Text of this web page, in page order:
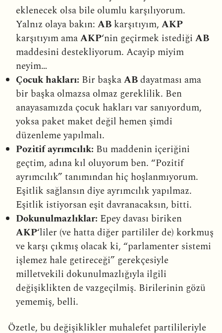
eklenecek olsa bile olumlu karşılıyorum.
Yalnız olaya bakın: AB karşıtıyım, AKP
karşıtıyım amaAKP‘nin geçirmek istediği AB
maddesini destekliyorum. Acayip miyim
neyim…
Çocuk hakları: Bir başkaABdayatması ama
bir başka olmazsa olmaz gereklilik. Ben
anayasamızda çocuk hakları var sanıyordum,
yoksa paket maket değil hemen şimdi
düzenleme yapılmalı.
Pozitif ayrımcılık: Bu maddenin içeriğini
geçtim, adına kıl oluyorum ben. “Pozitif
ayrımcılık” tanımından hiç hoşlanmıyorum.
Eşitlik sağlansın diye ayrımcılık yapılmaz.
Eşitlik istiyorsan eşit davranacaksın, bitti.
Dokunulmazlıklar: Epey davası biriken
AKP‘liler (ve hatta diğer partililer de) korkmuş
ve karşı çıkmış olacak ki, “parlamenter sistemi
işlemez hale getireceği” gerekçesiyle
milletvekili dokunulmazlığıyla ilgili
değişiklikten de vazgeçilmiş. Birilerinin gözü
yememiş, belli.
Özetle, bu değişiklikler muhalefet partilileriyle